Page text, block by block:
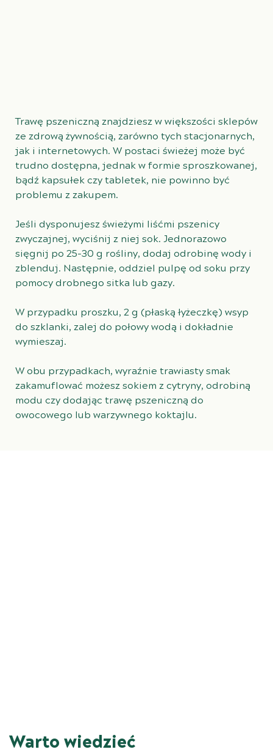
Trawę pszeniczną znajdziesz w większości sklepów
ze zdrową żywnością, zarówno tych stacjonarnych,
jak i internetowych. W postaci świeżej może być
trudno dostępna, jednak w formie sproszkowanej,
bądź kapsułek czy tabletek, nie powinno być
problemu z zakupem.
Jeśli dysponujesz świeżymi liśćmi pszenicy
zwyczajnej, wyciśnij z niej sok. Jednorazowo
sięgnij po 25-30 g rośliny, dodaj odrobinę wody i
zblenduj. Następnie, oddziel pulpę od soku przy
pomocy drobnego sitka lub gazy.
W przypadku proszku, 2 g (płaską łyżeczkę) wsyp
do szklanki, zalej do połowy wodą i dokładnie
wymieszaj.
W obu przypadkach, wyraźnie trawiasty smak
zakamuflować możesz sokiem z cytryny, odrobiną
modu czy dodając trawę pszeniczną do
owocowego lub warzywnego koktajlu.
Warto wiedzieć